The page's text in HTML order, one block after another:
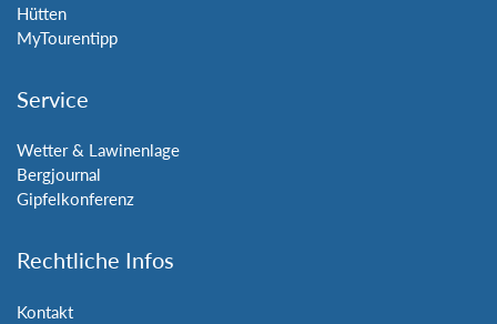
Hütten
MyTourentipp
Service
Wetter & Lawinenlage
Bergjournal
Gipfelkonferenz
Rechtliche Infos
Kontakt